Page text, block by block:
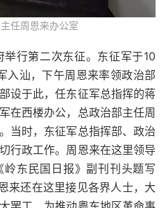
任周恩来办公室
行第二次东征。东征军于10
入汕，下午周恩来率领政治部
设于此，任东征军总指挥的蒋
在西楼办公，总政治部主任周
当时，东征军总指挥部、政治
行政工作。周恩来在这里领导
东民国日报》副刊刊头题写
来还在这里接见各界人士，大